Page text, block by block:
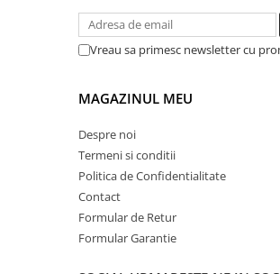
Vreau sa primesc newsletter cu
MAGAZINUL MEU
Despre noi
Termeni si conditii
Politica de Confidentialitate
Contact
Formular de Retur
Formular Garantie